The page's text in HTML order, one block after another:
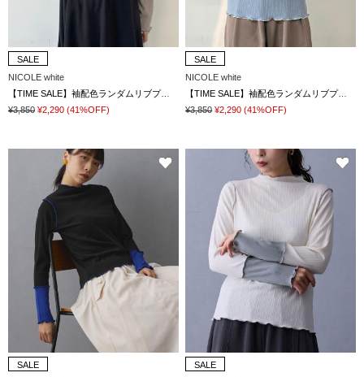
SALE
NICOLE white
【TIME SALE】袖配色ランダムリブプルオーバー
¥3,850 ¥2,290 (41%OFF)
SALE
NICOLE white
【TIME SALE】袖配色ランダムリブプルオーバー
¥3,850 ¥2,290 (41%OFF)
SALE
SALE